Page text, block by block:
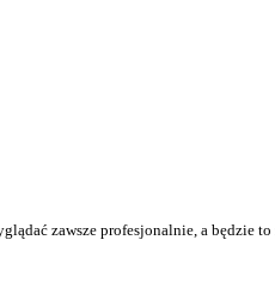
zawsze profesjonalnie, a będzie